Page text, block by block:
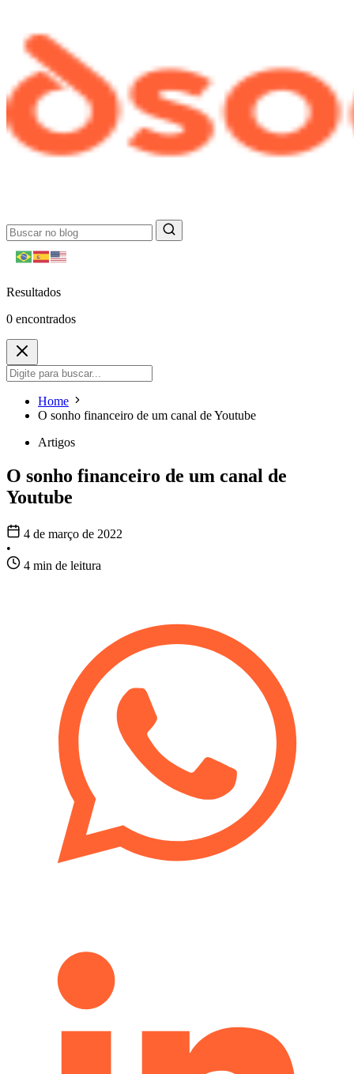
Resultados
0 encontrados
Home
O sonho financeiro de um canal de Youtube
Artigos
O sonho financeiro de um canal de
Youtube
4 de março de 2022
•
4 min de leitura